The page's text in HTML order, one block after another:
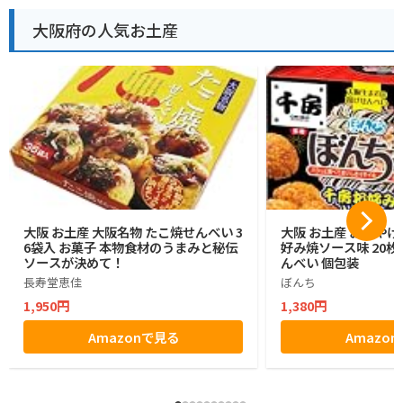
大阪府の人気お土産
大阪 お土産 大阪名物 たこ焼せんべい 3
6袋入 お菓子 本物食材のうまみと秘伝
ソースが決めて！
長寿堂恵佳
1,950円
Amazonで見る
大阪 お土産 おみや
好み焼ソース味 20枚
んべい 個包装
ぼんち
1,380円
Amazon